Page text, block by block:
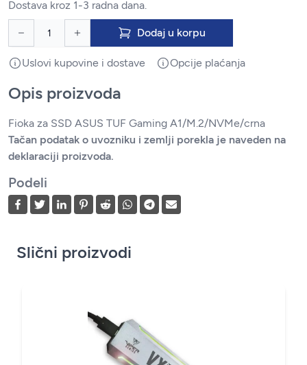
Dostava kroz 1-3 radna dana.
Dodaj u korpu
Uslovi kupovine i dostave Opcije plaćanja
Opis proizvoda
Fioka za SSD ASUS TUF Gaming A1/M.2/NVMe/crna
Tačan podatak o uvozniku i zemlji porekla je naveden na
deklaraciji proizvoda.
Podeli
Slični proizvodi